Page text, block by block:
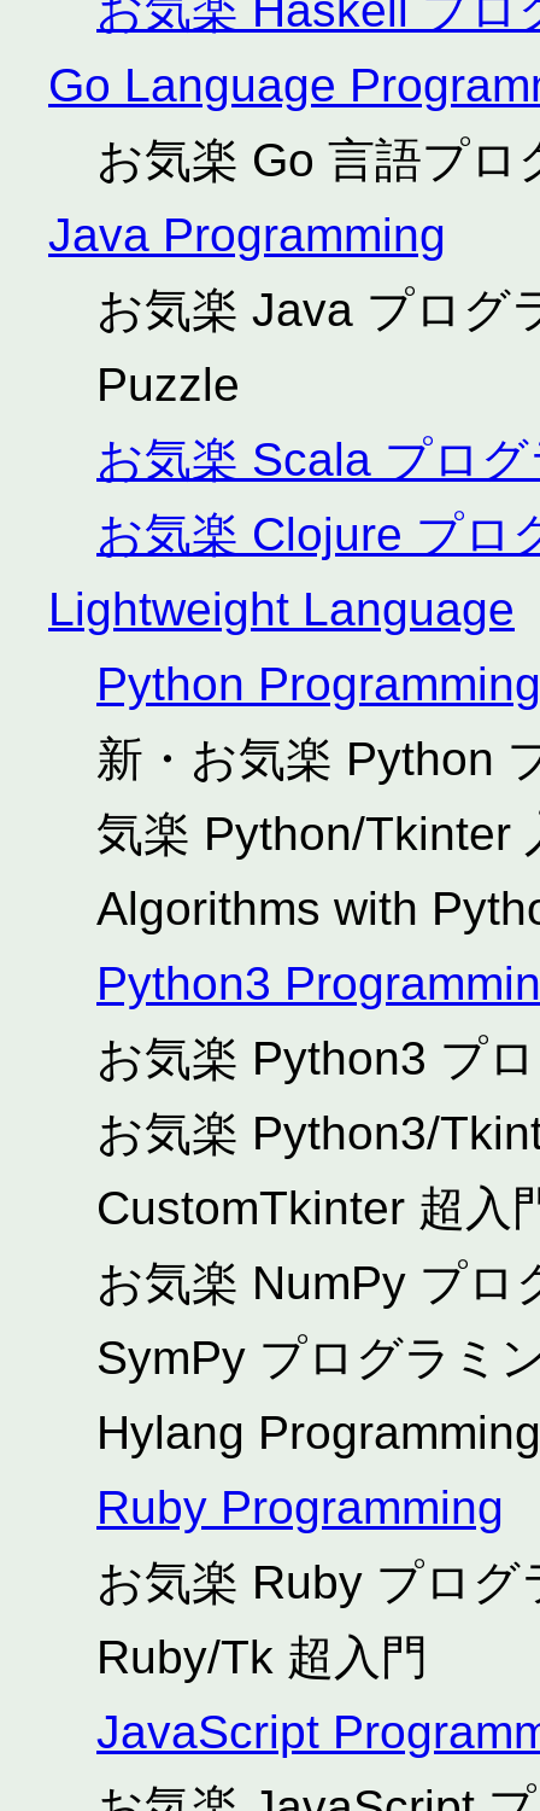
お気楽 Haskell プロ
Go Language
お気楽 Go 言語プロ
Java Programming
お気楽 Java プログ
Puzzle
お気楽 Scala プロ
お気楽 Clojure プロ
Lightweight Language
Python Programming
新・お気楽 Python
気楽 Python/Tkinter
Algorithms with
Python3
お気楽 Python3 プ
お気楽 Python3/
CustomTkinter 超入
お気楽 NumPy プロ
SymPy プログラミ
Hylang Programming
Ruby Programming
お気楽 Ruby プロ
Ruby/Tk 超入門
JavaScript